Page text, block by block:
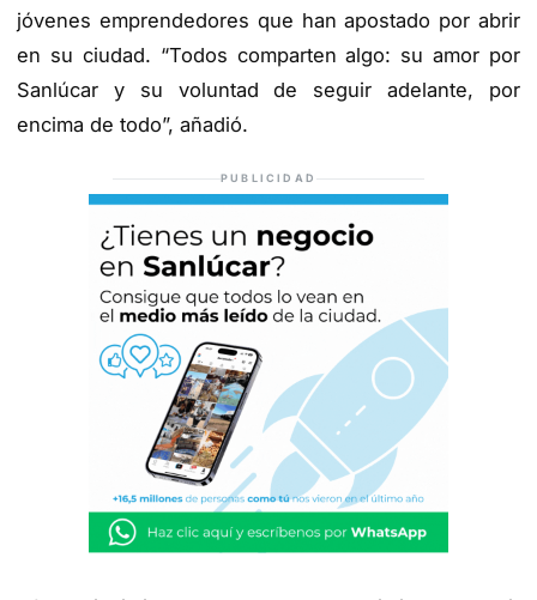
jóvenes emprendedores que han apostado por abrir
en su ciudad. “Todos comparten algo: su amor por
Sanlúcar y su voluntad de seguir adelante, por
encima de todo”, añadió.
PUBLICIDAD